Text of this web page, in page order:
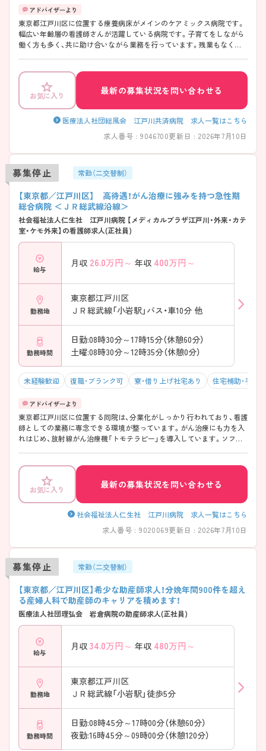
東京都江戸川区に位置する療養病床がメインのケアミックス病院です。
幅広い年齢層の看護師さんが活躍している病院です。子育てをしながら
働く方も多く、共に助け合いながら業務を行っています。残業もなく定
いたしますのでお気軽にご相談ください。
お気に入り
最新の募集状況を問い合わせる
医療法人社団総風会 江戸川共済病院 求人一覧はこちら
求人番号 : 9046700更新日 : 2026年7月10日
募集停止 常勤（二交替制）
【東京都／江戸川区】 高待遇！がん治療に強みを持つ急性期
総合病院 ＜ＪＲ総武線沿線＞
社会福祉法人仁生社 江戸川病院 【メディカルプラザ江戸川・外来・カテ
室・ケモ外来】の看護師求人(正社員)
給与
月収 26.0万円～ 年収 400万円～
勤務地
東京都江戸川区
ＪＲ総武線「小岩駅」バス・車10分 他
勤務時間
日勤:08時30分～17時15分（休憩60分）
土曜:08時30分～12時35分（休憩0分）
未経験歓迎 復職・ブランク可 寮・借り上げ社宅あり 住宅補助・手当
東京都江戸川区に位置する同院は、分業化がしっかり行われており、看護
師としての業務に専念できる環境が整っています。がん治療にも力を入
れはじめ、放射線がん治療機「トモテラピー」を導入しています。ソフト
お気に入り 最新の募集状況を問い合わせる
社会福祉法人仁生社 江戸川病院 求人一覧はこちら
求人番号 : 9020069更新日 : 2026年7月10日
募集停止 常勤（二交替制）
【東京都／江戸川区】希少な助産師求人！分娩年間900件を超え
る産婦人科で助産師のキャリアを積めます！
医療法人社団理弘会 岩倉病院の助産師求人(正社員)
給与
月収 34.0万円～ 年収 480万円～
勤務地
東京都江戸川区
ＪＲ総武線「小岩駅」徒歩5分
勤務時間
日勤:08時45分～17時00分（休憩60分）
夜勤:16時45分～09時00分（休憩120分）